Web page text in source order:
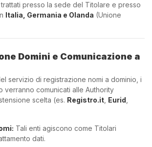
presso la sede del Titolare e presso
Italia, Germania e Olanda (Unione
Domini e Comunicazione a
servizio di registrazione nomi a dominio, i
verranno comunicati alle Authority
scelta (es. Registro.it Eurid
Tali enti agiscono come Titolari
dati.